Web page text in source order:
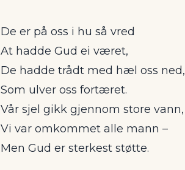
De er på oss i hu så vred
At hadde Gud ei været,
De hadde trådt med hæl oss ned,
Som ulver oss fortæret.
Vår sjel gikk gjennom store vann,
Vi var omkommet alle mann –
Men Gud er sterkest støtte.